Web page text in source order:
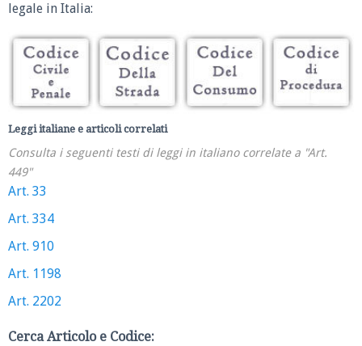
legale in Italia:
Leggi italiane e articoli correlati
Consulta i seguenti testi di leggi in italiano correlate a "Art.
449"
Art. 33
Art. 334
Art. 910
Art. 1198
Art. 2202
Cerca Articolo e Codice: